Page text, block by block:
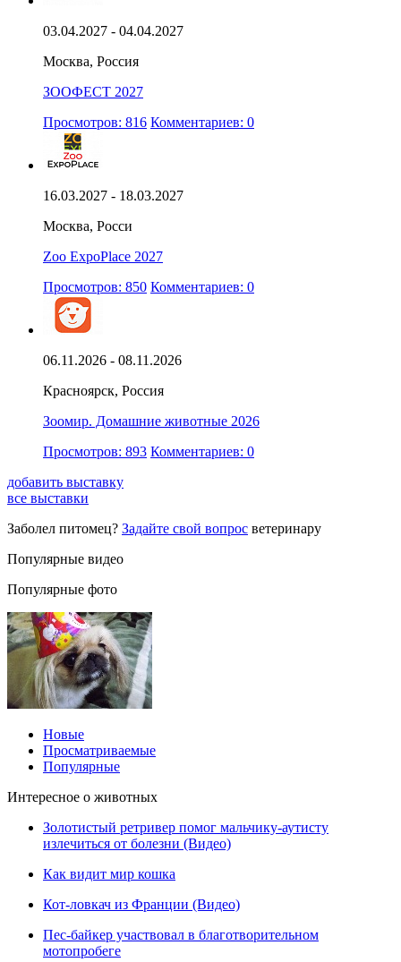
03.04.2027 - 04.04.2027
Москва, Россия
ЗООФЕСТ 2027
Просмотров: 816 Комментариев: 0
16.03.2027 - 18.03.2027
Москва, Росси
Zoo ExpoPlace 2027
Просмотров: 850 Комментариев: 0
06.11.2026 - 08.11.2026
Красноярск, Россия
Зоомир. Домашние животные 2026
Просмотров: 893 Комментариев: 0
добавить выставку
все выставки
Заболел питомец? Задайте свой вопрос ветеринару
Популярные видео
Популярные фото
Новые
Просматриваемые
Популярные
Интересное о животных
Золотистый ретривер помог мальчику-аутисту
излечиться от болезни (Видео)
Как видит мир кошка
Кот-ловкач из Франции (Видео)
Пес-байкер участвовал в благотворительном
мотопробеге